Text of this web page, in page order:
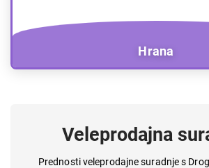
Hrana
Veleprodajna
Prednosti veleprodajne suradnje s